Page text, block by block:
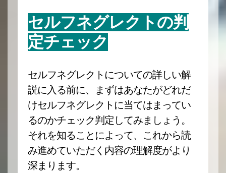
セルフネグレクトの判
定チェック
セルフネグレクトについての詳しい解
説に入る前に、まずはあなたがどれだ
けセルフネグレクトに当てはまってい
るのかチェック判定してみましょう。
それを知ることによって、これから読
み進めていただく内容の理解度がより
深まります。